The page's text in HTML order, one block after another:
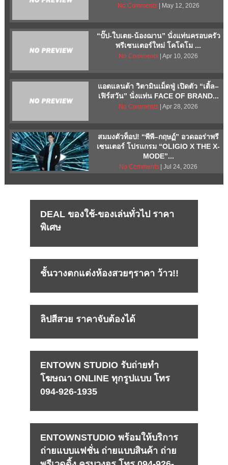
No Comments| May 12, 2026
“ปั๊ป-ใบเตย-น้องฌาน” นั่งแท่นครอบครัว
พรีเซนเตอร์ใหม่ โคโดโม ...
No Comments | Apr 10, 2026
แอตแลนต้า วิตามินเม็ดฟู่ เปิดตัว “เติ้ล–
เฟิร์สวัน” นั่งแท่น FACE OF BRAND...
No Comments | Apr 28, 2026
สมมงตัวท็อป! “พีพี–กฤษฏ์” อวดออร่าพรี
เซนเตอร์ โปรแกรม “OLIGIO X THE X-
MODE”...
No Comments | Jul 24, 2026
DEAL ของใช้-ของเล่นทั่วไป ราคา
พิเศษ
ชั้นวางตกแต่งห้องสวยๆราคา ว้าว!!
ลิปสีสวย ราคาจับต้องได้
ENTOWN STUDIO รับถ่ายทำ
โฆษณา ONLINE ทุกรูปแบบ โทร
094-926-1935
ENTOWNSTUDIO พร้อมให้บริการ
ถ่ายแบบแฟชั่น ถ่ายแบบสินค้า ถ่าย